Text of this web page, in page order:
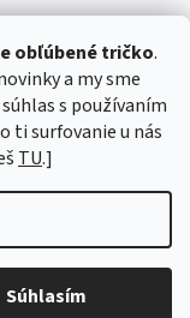
obľúbené tričko.
a my sme
s používaním
ti surfovanie u nás
TU.]
Súhlasím
Upraviť